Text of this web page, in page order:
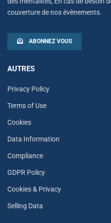
couverture de nos évènements.
ABONNEZ VOUS
AUTRES
Privacy Policy
Terms of Use
Cookies
Data Information
Compliance
GDPR Policy
Cookies & Privacy
Selling Data